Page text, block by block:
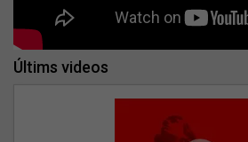
Últims videos